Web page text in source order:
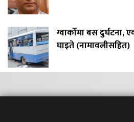
ग्वार्कोमा बस
घाइते (नामावलीसहित)